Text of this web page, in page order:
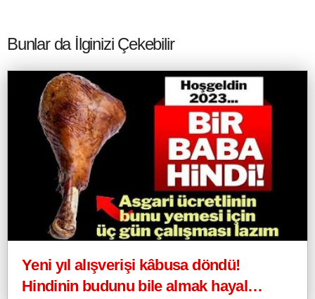
Bunlar da İlginizi Çekebilir
Yeni yıl alışverişi kâbusa döndü!
Hindinin budunu bile almak hayal…